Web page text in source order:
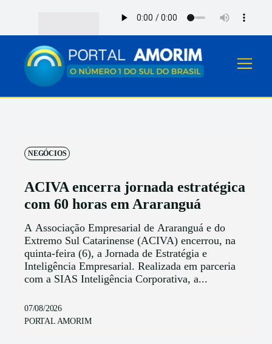
NEGÓCIOS
ACIVA encerra jornada estratégica
com 60 horas em Araranguá
A Associação Empresarial de Araranguá e do
Extremo Sul Catarinense (ACIVA) encerrou, na
quinta-feira (6), a Jornada de Estratégia e
Inteligência Empresarial. Realizada em parceria
com a SIAS Inteligência Corporativa, a...
07/08/2026
PORTAL AMORIM